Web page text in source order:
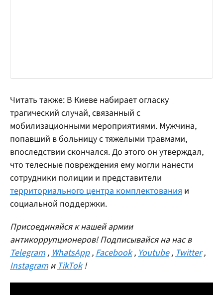
Читать также: В Киеве набирает огласку
трагический случай, связанный с
мобилизационными мероприятиями. Мужчина,
попавший в больницу с тяжелыми травмами,
впоследствии скончался. До этого он утверждал,
что телесные повреждения ему могли нанести
сотрудники полиции и представители
территориального центра комплектования и
социальной поддержки.
Присоединяйся к нашей армии
антикоррупционеров! Подписывайся на нас в
Telegram ,WhatsApp ,Facebook ,Youtube ,Twitter ,
Instagram иTikTok !